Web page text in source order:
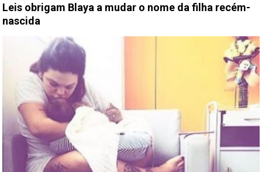
Leis obrigam Blaya a mudar o nome da filha recém-
nascida